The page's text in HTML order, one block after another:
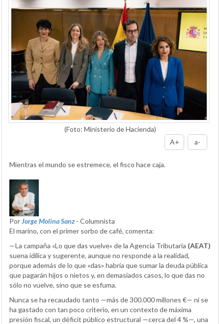
(Foto: Ministerio de Hacienda)
A+
a-
Mientras el mundo se estremece, el fisco hace caja.
PorJorge Molina Sanz - Columnista
El marino, con el primer sorbo de café, comenta:
—La campaña «Lo que das vuelve» de la Agencia Tributaria (AEAT)
suena idílica y sugerente, aunque no responde a la realidad,
porque además de lo que «das» habría que sumar la deuda pública
que pagarán hijos o nietos y, en demasiados casos, lo que das no
sólo no vuelve, sino que se esfuma.
Nunca se ha recaudado tanto —más de 300.000 millones €— ni se
ha gastado con tan poco criterio, en un contexto de máxima
presión fiscal, un déficit público estructural —cerca del 4 %—, una